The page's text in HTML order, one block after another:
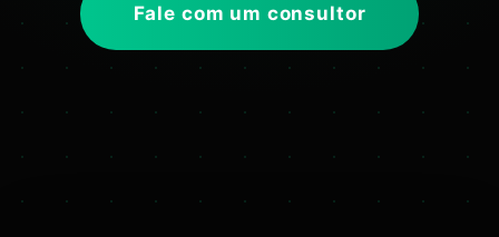
Fale com um consultor